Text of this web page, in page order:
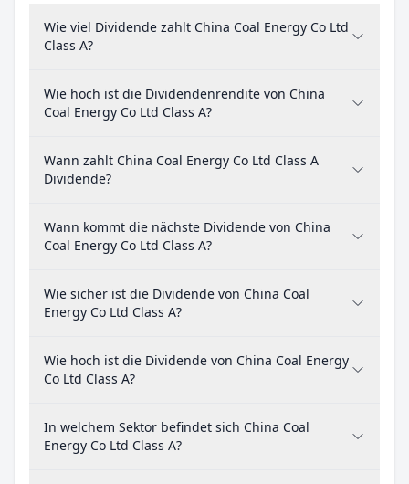
Wie viel Dividende zahlt China Coal Energy Co Ltd
Class A?
Wie hoch ist die Dividendenrendite von China
Coal Energy Co Ltd Class A?
Wann zahlt China Coal Energy Co Ltd Class A
Dividende?
Wann kommt die nächste Dividende von China
Coal Energy Co Ltd Class A?
Wie sicher ist die Dividende von China Coal
Energy Co Ltd Class A?
Wie hoch ist die Dividende von China Coal Energy
Co Ltd Class A?
In welchem Sektor befindet sich China Coal
Energy Co Ltd Class A?